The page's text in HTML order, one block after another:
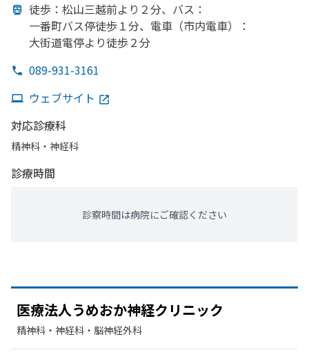
徒歩：松山三越前より ２分、 バス：
一番町バス停徒歩１分、 電車 （市内電車）
：
大街道電停より徒歩２分
089-931-3161
ウェブサイト
対応診療科
精神科・神経科
診療時間
診察時間は病院にご確認ください
医療法人うめおか神経クリニック
精神科・神経科・​脳神経外科